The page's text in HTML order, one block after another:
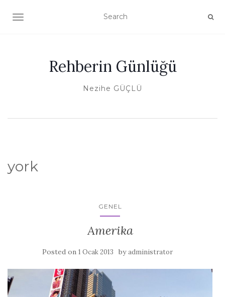
TOGGLE NAVIGATION
Rehberin Günlüğü
Nezihe GÜÇLÜ
york
GENEL
Amerika
Posted on 1 Ocak 2013 byadministrator